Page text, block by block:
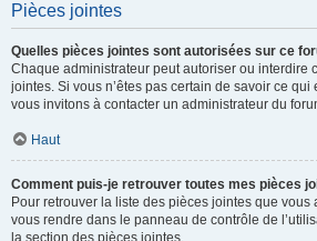
Pièces jointes
Quelles pièces jointes sont autorisées sur ce
Chaque administrateur peut autoriser ou interdire
jointes. Si vous n’êtes pas certain de savoir ce
vous invitons à contacter un administrateur du
Haut
Comment puis-je retrouver toutes mes pièces
Pour retrouver la liste des pièces jointes que vous
vous rendre dans le panneau de contrôle de
la section des pièces jointes.